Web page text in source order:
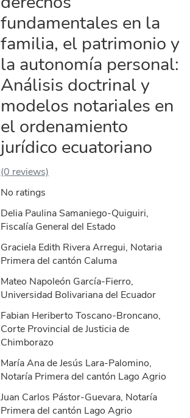
fundamentales en la
familia, el patrimonio y
la autonomía personal:
Análisis doctrinal y
modelos notariales en
el ordenamiento
jurídico ecuatoriano
(0 reviews)
No ratings
Delia Paulina Samaniego-Quiguiri,
Fiscalía General del Estado
Graciela Edith Rivera Arregui, Notaria
Primera del cantón Caluma
Mateo Napoleón García-Fierro,
Universidad Bolivariana del Ecuador
Fabian Heriberto Toscano-Broncano,
Corte Provincial de Justicia de
Chimborazo
María Ana de Jesús Lara-Palomino,
Notaría Primera del cantón Lago Agrio
Juan Carlos Pástor-Guevara, Notaría
Primera del cantón Lago Agrio